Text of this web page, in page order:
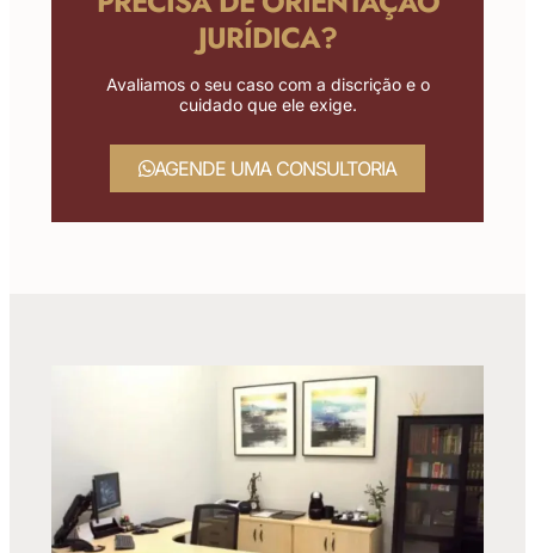
JURÍDICA?
Avaliamos o seu caso com a discrição e o
cuidado que ele exige.
AGENDE UMA CONSULTORIA